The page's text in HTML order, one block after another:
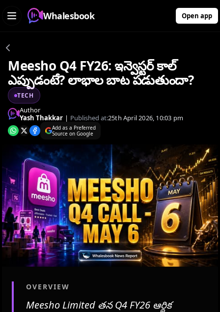
Whalesbook Open app
Meesho Q4 FY26: ఇన్వెస్టర్ కాల్
ఎప్పుడంటే? లాభాల బాట పడుతుందా?
TECH
Author
Yash Thakkar | Published at:25th April 2026, 10:03 pm
Add as a Preferred
Source on Google
OVERVIEW
Meesho Limited తన Q4 FY26 ఆర్థిక